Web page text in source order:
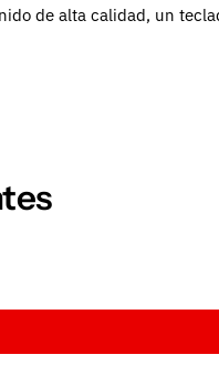
de alta calidad, un